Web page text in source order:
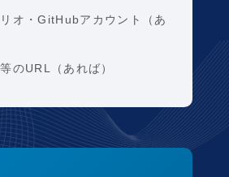
オ・GitHubアカウント（あ
のURL（あれば）